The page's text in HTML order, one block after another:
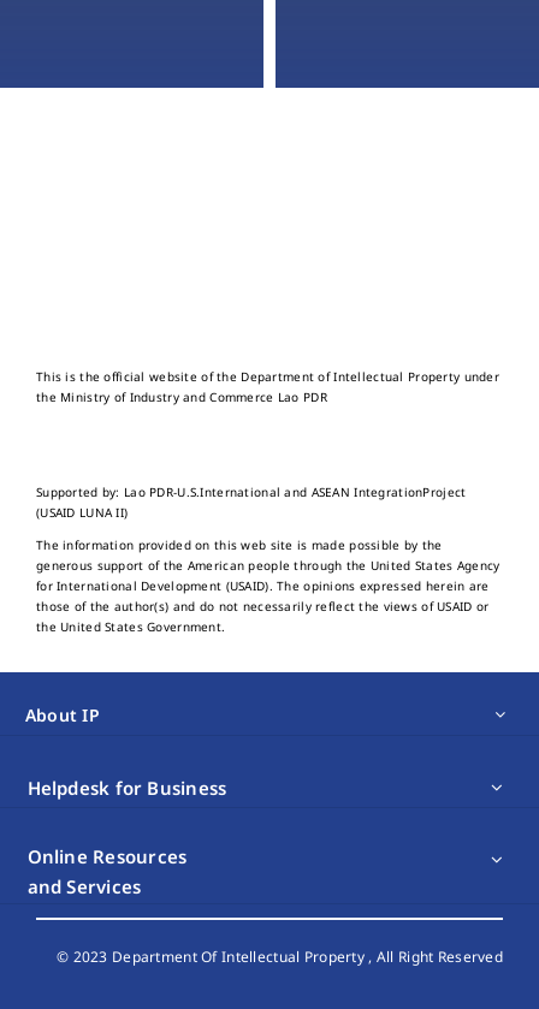
This is the official website of the Department of Intellectual Property under
the Ministry of Industry and Commerce Lao PDR
Supported by: Lao PDR-U.S.International and ASEAN IntegrationProject
(USAID LUNA II)
The information provided on this web site is made possible by the
generous support of the American people through the United States Agency
for International Development (USAID). The opinions expressed herein are
those of the author(s) and do not necessarily reflect the views of USAID or
the United States Government.
About IP
Helpdesk for Business
Online Resources
and Services
© 2023 Department Of Intellectual Property , All Right Reserved